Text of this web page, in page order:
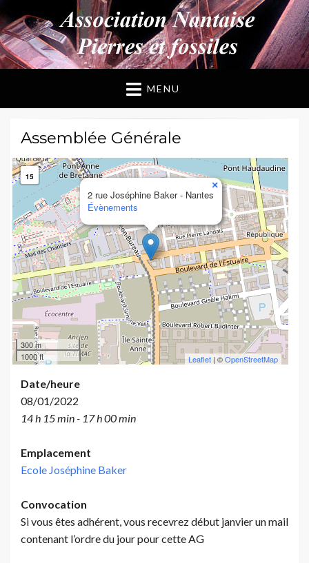
ANPF
Association Nantaise Pierres et Fossiles
MENU
Assemblée Générale
2 rue Joséphine Baker - Nantes
Évènements
×
15
300 m
1000 ft
Leaflet | ©OpenStreetMap
Date/heure
08/01/2022
14 h 15 min - 17 h 00 min
Emplacement
Ecole Joséphine Baker
Convocation
Si vous êtes adhérent, vous recevrez début janvier un mail
contenant l’ordre du jour pour cette AG